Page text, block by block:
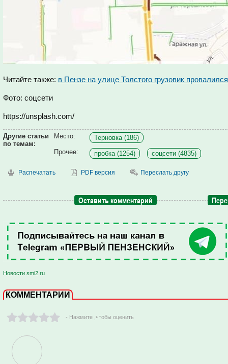
Читайте также: в Пензе на улице Толстого грузовик
Фото: соцсети
https://unsplash.com/
Другие статьи
по темам:
Место:
Терновка (186)
Прочее:
пробка (1254) соцсети (4835)
Распечатать PDF версия Переслать другу
Оставить комментарий
Новости smi2.ru
КОММЕНТАРИИ
- Нажмите ,чтобы оценить